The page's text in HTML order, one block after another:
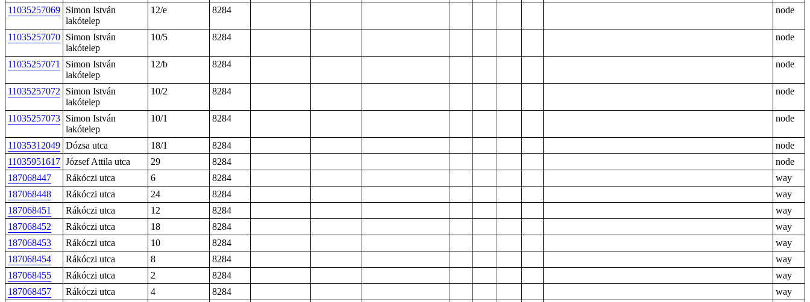
11035257069 Simon István
lakótelep
12/e 8284 node
11035257070 Simon István
lakótelep
10/5 8284 node
11035257071
Simon István
lakótelep
12/b 8284 node
11035257072
Simon István
lakótelep
10/2 8284 node
11035257073 Simon István
lakótelep
10/1 8284 node
11035312049 Dózsa utca 18/1 8284
node
11035951617 József Attila utca 29 8284
node
187068447
Rákóczi utca 6 8284
way
187068448
Rákóczi utca 24 8284
way
187068451
Rákóczi utca 12 8284
way
187068452
Rákóczi utca 18 8284
way
187068453
Rákóczi utca 10 8284
way
187068454
Rákóczi utca 8 8284
way
187068455
Rákóczi utca 2 8284
way
187068457
Rákóczi utca 4 8284
way